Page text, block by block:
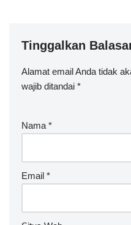
Tinggalkan
Alamat email Anda tidak
wajib ditandai *
Nama *
Email *